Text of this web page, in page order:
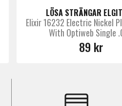
LÖSA STRÄNGAR
Elixir 16232 Electric Nickel
With Optiweb Single
89 kr